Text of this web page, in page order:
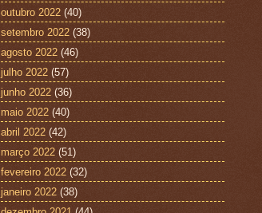
outubro 2022 (40)
setembro 2022 (38)
agosto 2022 (46)
julho 2022 (57)
junho 2022 (36)
maio 2022 (40)
abril 2022 (42)
março 2022 (51)
fevereiro 2022 (32)
janeiro 2022 (38)